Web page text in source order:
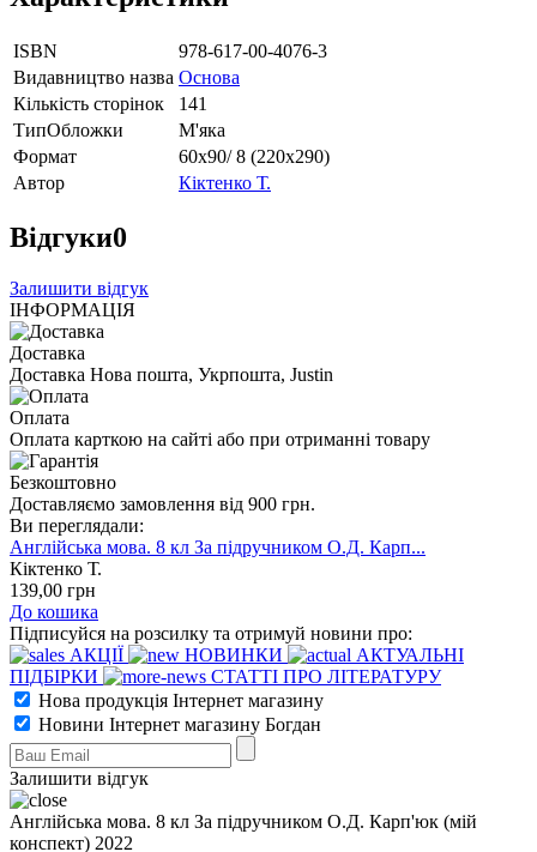
ISBN
978-617-00-4076-3
Видавництво назва Основа
Кількість сторінок
141
ТипОбложки
М'яка
Формат
60х90/ 8 (220х290)
Автор
Кіктенко Т.
Відгуки0
Залишити відгук
ІНФОРМАЦІЯ
Доставка
Доставка Нова пошта, Укрпошта, Justin
Оплата
Оплата карткою на сайті або при отриманні товару
Безкоштовно
Доставляємо замовлення від 900 грн.
Ви переглядали:
Англійська мова. 8 кл За підручником О.Д. Карп...
Кіктенко Т.
139,00 грн
До кошика
Підписуйся на розсилку та отримуй новини про:
АКЦІЇ
НОВИНКИ
АКТУАЛЬНІ
ПІДБІРКИ
СТАТТІ ПРО ЛІТЕРАТУРУ
Нова продукція Інтернет магазину
Новини Інтернет магазину Богдан
Залишити відгук
Англійська мова. 8 кл За підручником О.Д. Карп'юк (мій
конспект) 2022